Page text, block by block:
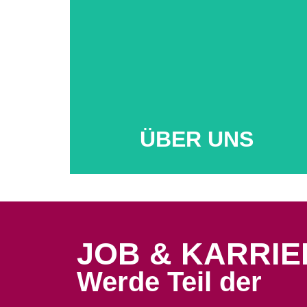
ÜBER UNS
JOB &
Werde Teil der